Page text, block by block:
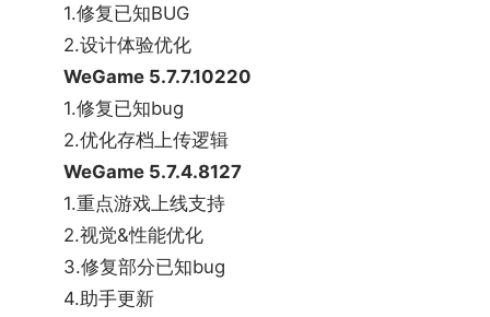
原味还原08年征途巅峰期版本的所有细节，将勾起兄
弟姐妹们的共同回忆，那是属于大家最青春的时光，
最热血的记忆，最温暖的情怀。《08征途》WeGame
联运服预约正在进行中，让我们和曾经并肩作战的兄
弟们，一起重回征途大家庭，一起领工资，一起打山
大王，一起搬砖刺探，曾经我们怀念的美好，将在
《08征途》中重现!
【WeGame最高热度游戏排行榜TOP5】
《英雄联盟》简称LOL。是由美国RiotGames最新开
发的3D大型竞技场战网游戏。其主创团队是由实力强
1.修复已知BUG
2.设计体验优化
WeGame 5.7.7.10220
1.修复已知bug
2.优化存档上传逻辑
WeGame 5.7.4.8127
1.重点游戏上线支持
2.视觉&性能优化
3.修复部分已知bug
4.助手更新